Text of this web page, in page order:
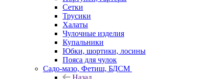
Сетки
Трусики
Халаты
Чулочные изделия
Купальники
Юбки, шортики, лосины
Пояса для чулок
Садо-мазо, Фетиш, БДСМ
Назад